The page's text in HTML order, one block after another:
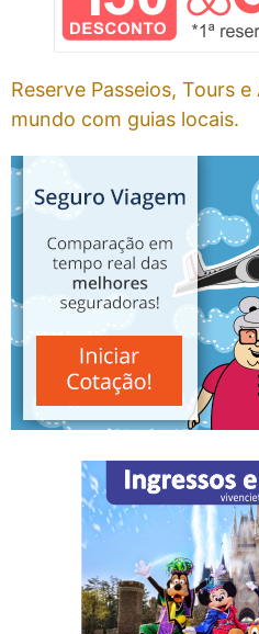
Reserve Passeios, Tours
mundo com guias locais.